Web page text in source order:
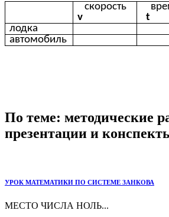
скорость
v
t
лодка
автомобиль
По теме: методические
презентации и
УРОК МАТЕМАТИКИ ПО СИСТЕМЕ ЗАНКОВА
МЕСТО ЧИСЛА НОЛЬ...